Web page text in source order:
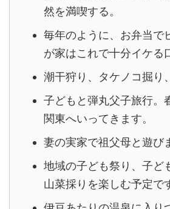
然を満喫する。
毎年のように、お弁当で
が家はこれで十分イケる
潮干狩り、タケノコ掘り
子どもと弾丸父子旅行。
関東へいってきます。
妻の実家で祖父母と遊び
地域の子ども祭り、子ど
山菜採りを楽しむ予定で